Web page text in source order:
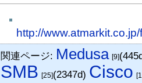
http://
関連ページ: Medusa [9]
SMB [25](2347d) Cisco